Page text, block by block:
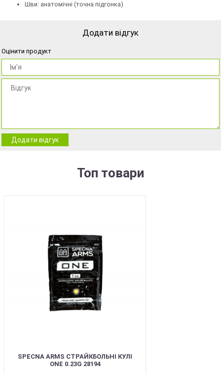
Шви: анатомічні (точна підгонка)
Додати відгук
Оцінити продукт
Додати відгук
Топ товари
SPECNA ARMS СТРАЙКБОЛЬНІ КУЛІ
ONE 0.23G 28194